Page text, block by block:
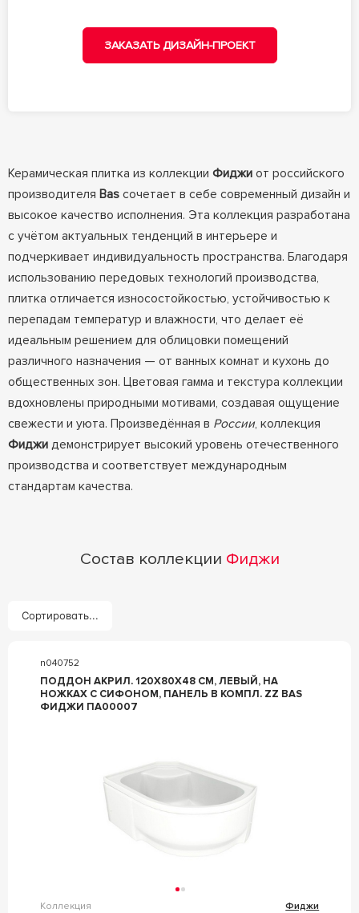
ЗАКАЗАТЬ ДИЗАЙН-ПРОЕКТ
Керамическая плитка из коллекции Фиджиот российского
производителя Basсочетает в себе современный дизайн и
высокое качество исполнения. Эта коллекция разработана
с учётом актуальных тенденций в интерьере и
подчеркивает индивидуальность пространства. Благодаря
использованию передовых технологий производства,
плитка отличается износостойкостью, устойчивостью к
перепадам температур и влажности, что делает её
идеальным решением для облицовки помещений
различного назначения — от ванных комнат и кухонь до
общественных зон. Цветовая гамма и текстура коллекции
вдохновлены природными мотивами, создавая ощущение
свежести и уюта. Произведённая в России, коллекция
Фиджидемонстрирует высокий уровень отечественного
производства и соответствует международным
стандартам качества.
Состав коллекции Фиджи
Сортировать...
n040752
ПОДДОН АКРИЛ. 120Х80X48 СМ, ЛЕВЫЙ, НА
НОЖКАХ С СИФОНОМ, ПАНЕЛЬ В КОМПЛ. ZZ BAS
ФИДЖИ ПА00007
Коллекция Фиджи